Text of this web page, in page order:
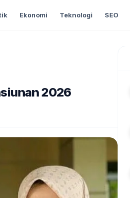
Ekonomi Teknologi SEO
2026